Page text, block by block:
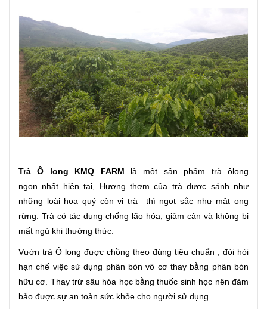
Trà Ô long KMQ FARM là một sản phẩm trà ôlong
ngon nhất hiện tại, Hương thơm của trà được sánh như
những loài hoa quý còn vị trà thì ngọt sắc như mật ong
rừng. Trà có tác dụng chống lão hóa, giảm cân và không bị
mất ngủ khi thưởng thức.
Vườn trà Ô long được chồng theo đúng tiêu chuẩn , đòi hỏi
hạn chế việc sử dụng phân bón vô cơ thay bằng phân bón
hữu cơ. Thay trừ sâu hóa học bằng thuốc sinh học nên đảm
bảo được sự an toàn sức khỏe cho người sử dụng